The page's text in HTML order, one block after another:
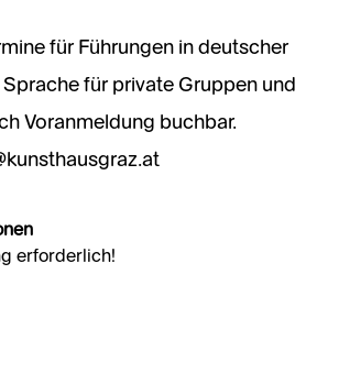
für Führungen in deutscher
für private Gruppen und
Voranmeldung buchbar.
erforderlich!